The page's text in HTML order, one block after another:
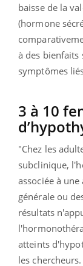
baisse de la
(hormone
à des bienfaits
symptômes
3 à 10
"Chez les
subclinique,
associée à
générale ou
résultats
atteints
les chercheurs.